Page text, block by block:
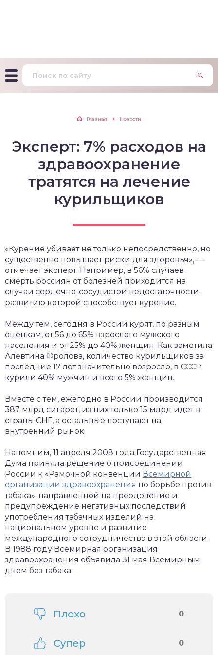
Главная Новости
Эксперт: 7% расходов на
здравоохранение
тратятся на лечение
курильщиков
«Курение убивает не только непосредственно, но
существенно повышает риски для здоровья», —
отмечает эксперт. Например, в 56% случаев
смерть россиян от болезней приходится на
случаи сердечно-сосудистой недостаточности,
развитию которой способствует курение.
Между тем, сегодня в России курят, по разным
оценкам, от 56 до 65% взрослого мужского
населения и от 25% до 40% женщин. Как заметила
Алевтина Фролова, количество курильщиков за
последние 17 лет значительно возросло, в СССР
курили 40% мужчин и всего 5% женщин.
Вместе с тем, ежегодно в России производится
387 млрд сигарет, из них только 15 млрд идет в
страны СНГ, а остальные поступают на
внутренний рынок.
Напомним, 11 апреля 2008 года Государственная
Дума приняла решение о присоединении
России к «Рамочной конвенции Всемирной
организации здравоохранения по борьбе против
табака», направленной на преодоление и
предупреждение негативных последствий
употребления табачных изделий на
национальном уровне и развитие
международного сотрудничества в этой области.
В 1988 году Всемирная организация
здравоохранения объявила 31 мая Всемирным
днем без табака.
Плохо 0
Супер 0
на определение типа
поведения
зависимости
курильщика –
расчет